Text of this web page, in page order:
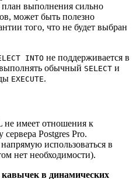
план выполнения сильно
может быть полезно
того, что не будет выбран
INTO не поддерживается в
обычный SELECT и
EXECUTE.
не имеет отношения к
сервера Postgres Pro.
использоваться в
нет необходимости).
в динамических